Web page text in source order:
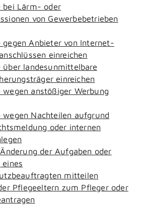
bei Lärm- oder
von Gewerbebetrieben
gegen Anbieter von Internet-
einreichen
über landesunmittelbare
einreichen
wegen anstößiger Werbung
wegen Nachteilen aufgrund
oder internen
der Aufgaben oder
mitteilen
Pflegeeltern zum Pfleger oder